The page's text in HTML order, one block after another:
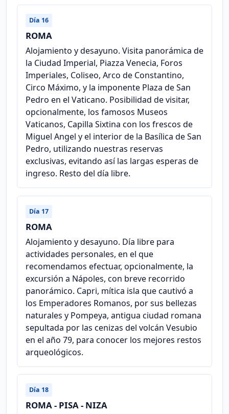
Día 16
ROMA
Alojamiento y desayuno. Visita panorámica de
la Ciudad Imperial, Piazza Venecia, Foros
Imperiales, Coliseo, Arco de Constantino,
Circo Máximo, y la imponente Plaza de San
Pedro en el Vaticano. Posibilidad de visitar,
opcionalmente, los famosos Museos
Vaticanos, Capilla Sixtina con los frescos de
Miguel Angel y el interior de la Basílica de San
Pedro, utilizando nuestras reservas
exclusivas, evitando así las largas esperas de
ingreso. Resto del día libre.
Día 17
ROMA
Alojamiento y desayuno. Día libre para
actividades personales, en el que
recomendamos efectuar, opcionalmente, la
excursión a Nápoles, con breve recorrido
panorámico. Capri, mítica isla que cautivó a
los Emperadores Romanos, por sus bellezas
naturales y Pompeya, antigua ciudad romana
sepultada por las cenizas del volcán Vesubio
en el año 79, para conocer los mejores restos
arqueológicos.
Día 18
ROMA - PISA - NIZA